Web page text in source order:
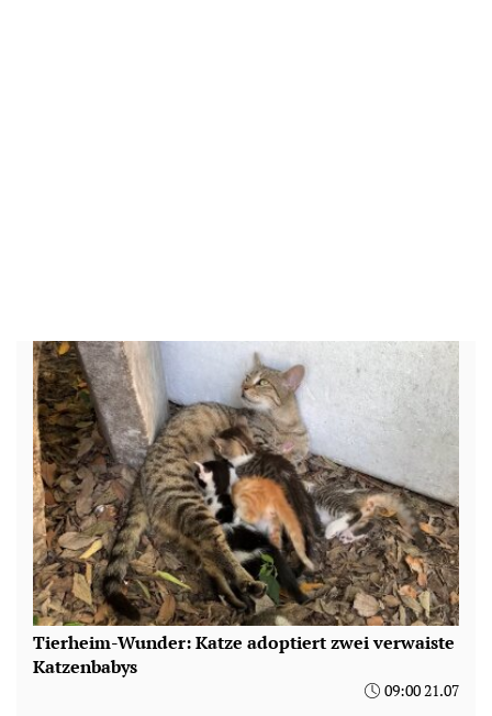
Tierheim-Wunder: Katze adoptiert zwei verwaiste
Katzenbabys
09:00 21.07